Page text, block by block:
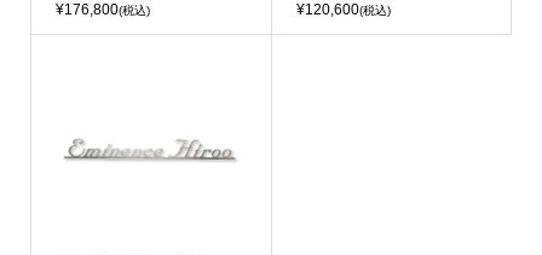
¥176,800(税込)
¥120,600(税込)